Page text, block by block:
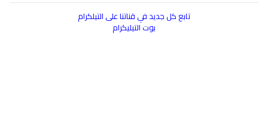
تابع كل جديد في قناتنا على التيلكرام
بوت التيليكرام